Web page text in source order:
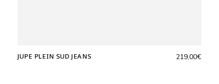
JUPE PLEIN SUD JEANS 219,00€